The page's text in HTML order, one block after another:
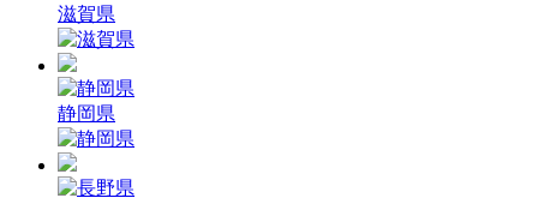
滋賀県
静岡県